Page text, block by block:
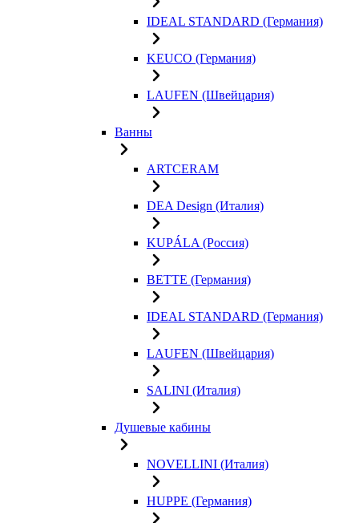
IDEAL STANDARD (Германия)
KEUCO (Германия)
LAUFEN (Швейцария)
Ванны
ARTCERAM
DEA Design (Италия)
KUPÁLA (Россия)
BETTE (Германия)
IDEAL STANDARD (Германия)
LAUFEN (Швейцария)
SALINI (Италия)
Душевые кабины
NOVELLINI (Италия)
HUPPE (Германия)